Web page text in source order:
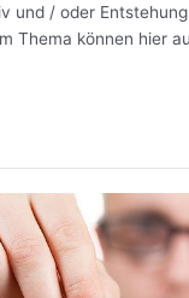
und / oder
Thema können hier